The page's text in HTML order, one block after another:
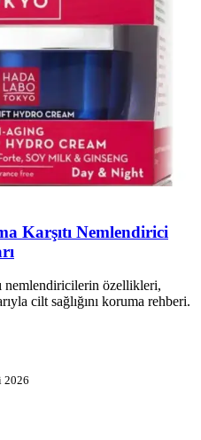
Karşıtı Nemlendirici
nemlendiricilerin özellikleri,
cilt sağlığını koruma rehberi.
2026